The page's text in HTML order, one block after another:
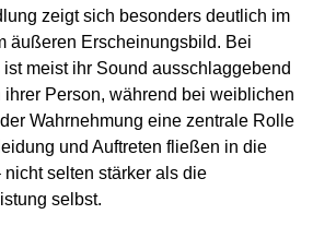
zeigt sich besonders deutlich im
äußeren Erscheinungsbild. Bei
meist ihr Sound ausschlaggebend
Person, während bei weiblichen
Wahrnehmung eine zentrale Rolle
und Auftreten fließen in die
nicht selten stärker als die
selbst.